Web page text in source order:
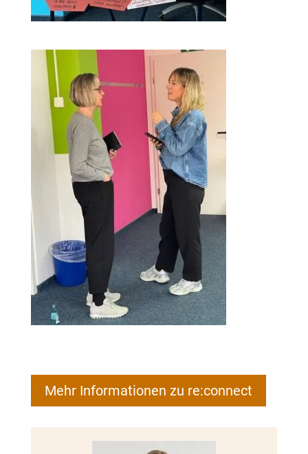
Mehr Informationen zu re:connect